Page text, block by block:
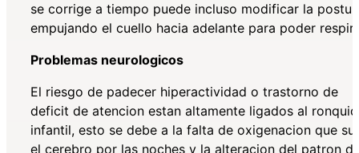
se corrige a tiempo puede incluso modificar la
empujando el cuello hacia adelante para poder
Problemas neurologicos
El riesgo de padecer hiperactividad o trastorno de
deficit de atencion estan altamente ligados al
infantil, esto se debe a la falta de oxigenacion que
el cerebro por las noches y la alteracion del patron